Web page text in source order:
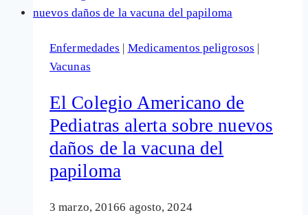
Enfermedades Medicamentos peligrosos
Vacunas
El Colegio Americano de
Pediatras alerta sobre nuevos
daños de la vacuna del
papiloma
3 marzo, 20166 agosto, 2024